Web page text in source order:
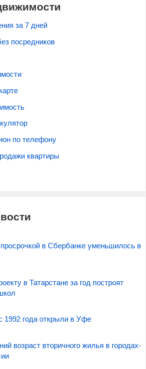
за 7 дней
посредников
по телефону
квартиры
просрочкой в Сбербанке уменьшилось в
в Татарстане за год построят
1992 года открыли в Уфе
возраст вторичного жилья в городах-